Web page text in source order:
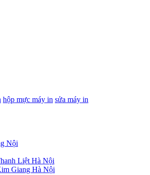
hộp mực máy in sửa máy in
Nội
Liệt Hà Nội
Giang Hà Nội